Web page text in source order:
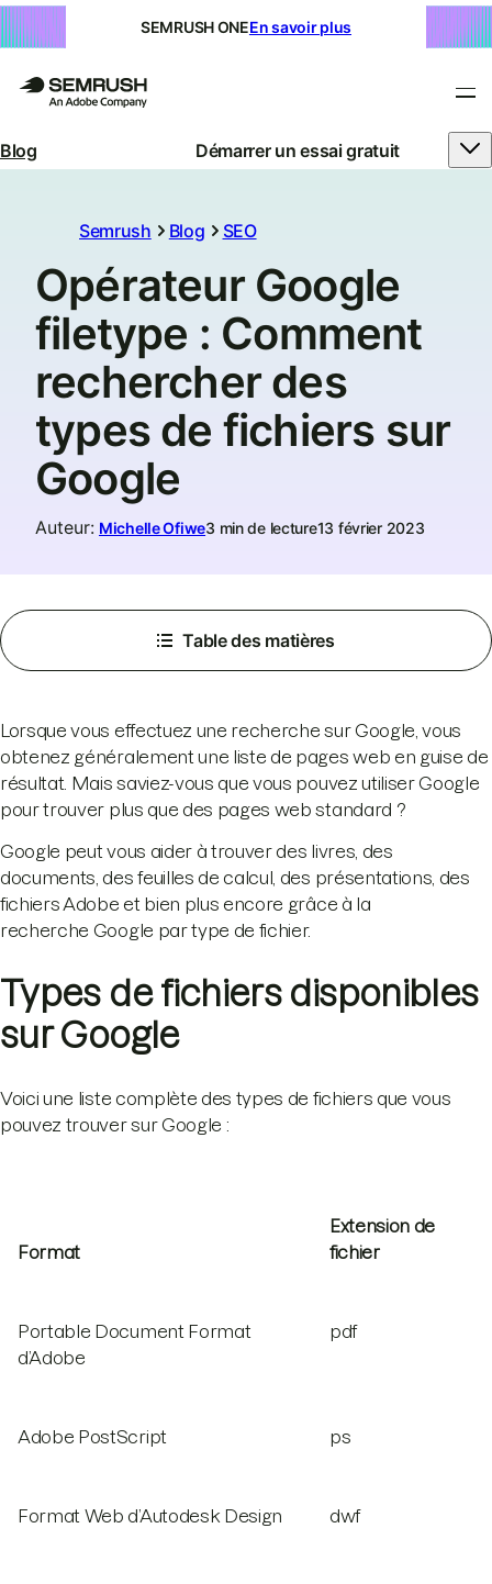
SEMRUSH ONEEn savoir plus
Blog Démarrer un essai gratuit
Semrush Blog SEO
Opérateur Google
filetype : Comment
rechercher des
types de fichiers sur
Google
Auteur: Michelle Ofiwe3 min de lecture13 février 2023
Table des matières
Lorsque vous effectuez une recherche sur Google, vous
obtenez généralement une liste de pages web en guise de
résultat. Mais saviez-vous que vous pouvez utiliser Google
pour trouver plus que des pages web standard ?
Google peut vous aider à trouver des livres, des
documents, des feuilles de calcul, des présentations, des
fichiers Adobe et bien plus encore grâce à la
recherche Google par type de fichier.
Types de fichiers disponibles
sur Google
Voici une liste complète des types de fichiers que vous
pouvez trouver sur Google :
Format
Extension de
fichier
Portable Document Format
d’Adobe
pdf
Adobe PostScript ps
Format Web d’Autodesk Design dwf